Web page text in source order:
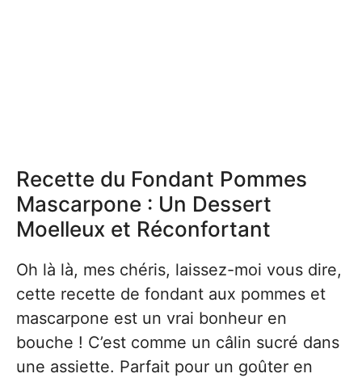
Recette du Fondant Pommes
Mascarpone : Un Dessert
Moelleux et Réconfortant
Oh là là, mes chéris, laissez-moi vous dire,
cette recette de fondant aux pommes et
mascarpone est un vrai bonheur en
bouche ! C’est comme un câlin sucré dans
une assiette. Parfait pour un goûter en